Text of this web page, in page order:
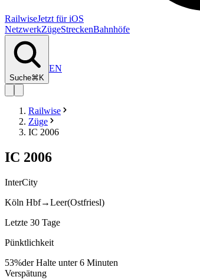
RailwiseJetzt für iOS
NetzwerkZügeStreckenBahnhöfe
Suche⌘K
EN
Railwise
Züge
IC 2006
IC 2006
InterCity
Köln Hbf→Leer(Ostfriesl)
Letzte 30 Tage
Pünktlichkeit
53%der Halte unter 6 Minuten
Verspätung